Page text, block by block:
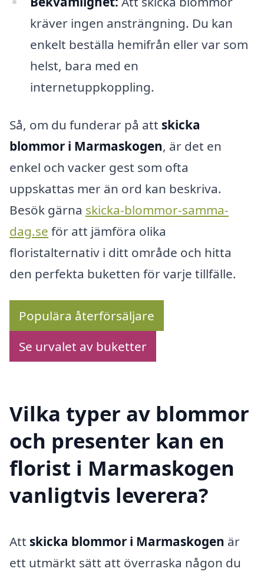
kräver ingen ansträngning. Du kan
enkelt beställa hemifrån eller var som
helst, bara med en
internetuppkoppling.
Så, om du funderar på att skicka
blommor i Marmaskogen, är det en
enkel och vacker gest som ofta
uppskattas mer än ord kan beskriva.
Besök gärna skicka-blommor-samma-
dag.se för att jämföra olika
floristalternativ i ditt område och hitta
den perfekta buketten för varje tillfälle.
Populära återförsäljare
Se urvalet av buketter
Vilka typer av blommor
och presenter kan en
florist i Marmaskogen
vanligtvis leverera?
Att skicka blommor i Marmaskogen är
ett utmärkt sätt att överraska någon du